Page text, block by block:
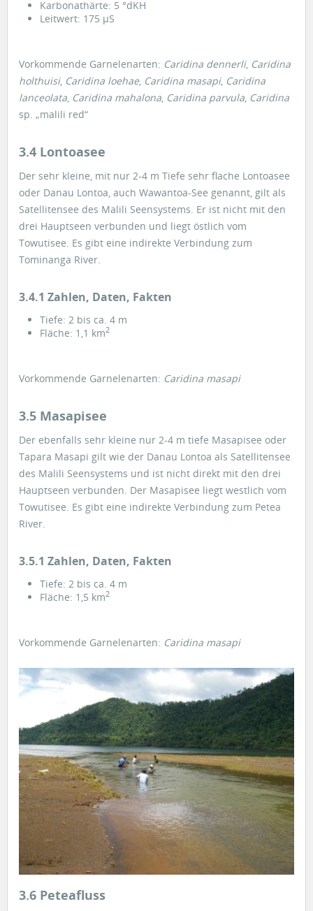
Karbonathärte: 5 °dKH
Leitwert: 175 µS
Vorkommende Garnelenarten: Caridina dennerli, Caridina
holthuisi, Caridina loehae, Caridina masapi, Caridina
lanceolata Caridina mahalona Caridina parvula Caridina
sp. „malili red“
3.4 Lontoasee
Der sehr kleine, mit nur 2-4 m Tiefe sehr flache Lontoasee
oder Danau Lontoa, auch Wawantoa-See genannt, gilt als
Satellitensee des Malili Seensystems. Er ist nicht mit den
drei Hauptseen verbunden und liegt östlich vom
Towutisee. Es gibt eine indirekte Verbindung zum
Tominanga River.
3.4.1 Zahlen, Daten, Fakten
Tiefe: 2 bis ca. 4 m
Fläche: 1,1 km2
Vorkommende Garnelenarten: Caridina masapi
3.5 Masapisee
Der ebenfalls sehr kleine nur 2-4 m tiefe Masapisee oder
Tapara Masapi gilt wie der Danau Lontoa als Satellitensee
des Malili Seensystems und ist nicht direkt mit den drei
Hauptseen verbunden. Der Masapisee liegt westlich vom
Towutisee. Es gibt eine indirekte Verbindung zum Petea
River.
3.5.1 Zahlen, Daten, Fakten
Tiefe: 2 bis ca. 4 m
Fläche: 1,5 km2
Vorkommende Garnelenarten: Caridina masapi
3.6 Peteafluss